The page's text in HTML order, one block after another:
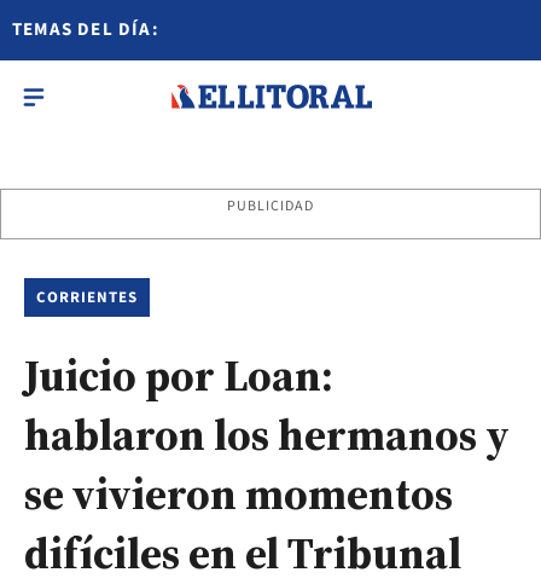
TEMAS DEL DÍA:
PUBLICIDAD
CORRIENTES
Juicio por Loan:
hablaron los hermanos y
se vivieron momentos
difíciles en el Tribunal